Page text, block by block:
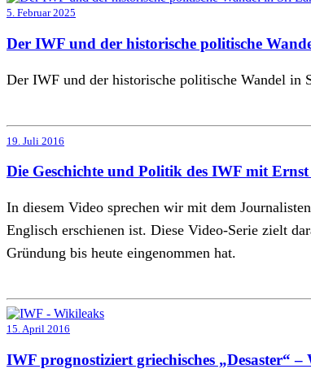
5. Februar 2025
Der IWF und der historische politische
Der IWF und der historische politische Wandel in
19. Juli 2016
Die Geschichte und Politik des IWF mit
In diesem Video sprechen wir mit dem
Englisch erschienen ist. Diese Video-Serie zielt
Gründung bis heute eingenommen hat.
15. April 2016
IWF prognostiziert griechisches „Desaster“